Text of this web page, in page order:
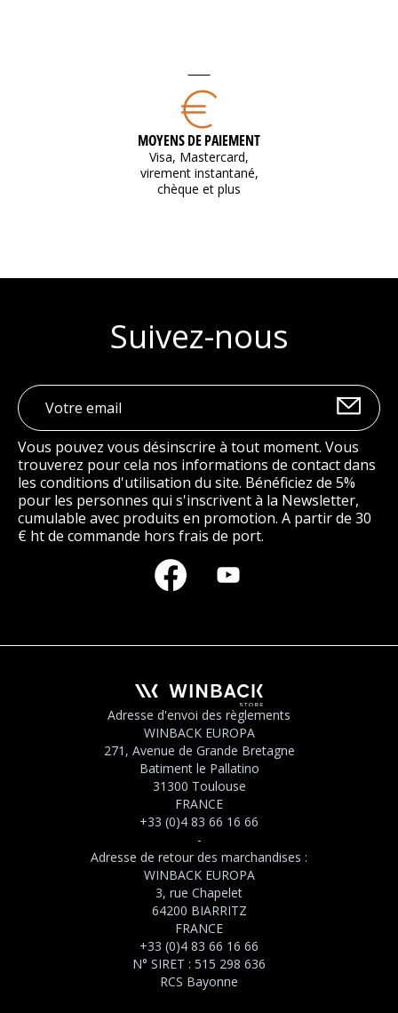
MOYENS DE PAIEMENT
Visa, Mastercard,
virement instantané,
chèque et plus
Suivez-nous
Vous pouvez vous désinscrire à tout moment. Vous
trouverez pour cela nos informations de contact dans
les conditions d'utilisation du site. Bénéficiez de 5%
pour les personnes qui s'inscrivent à la Newsletter,
cumulable avec produits en promotion. A partir de 30
€ ht de commande hors frais de port.
Adresse d'envoi des règlements
WINBACK EUROPA
271, Avenue de Grande Bretagne
Batiment le Pallatino
31300 Toulouse
FRANCE
+33 (0)4 83 66 16 66
-
Adresse de retour des marchandises :
WINBACK EUROPA
3, rue Chapelet
64200 BIARRITZ
FRANCE
+33 (0)4 83 66 16 66
N° SIRET : 515 298 636
RCS Bayonne